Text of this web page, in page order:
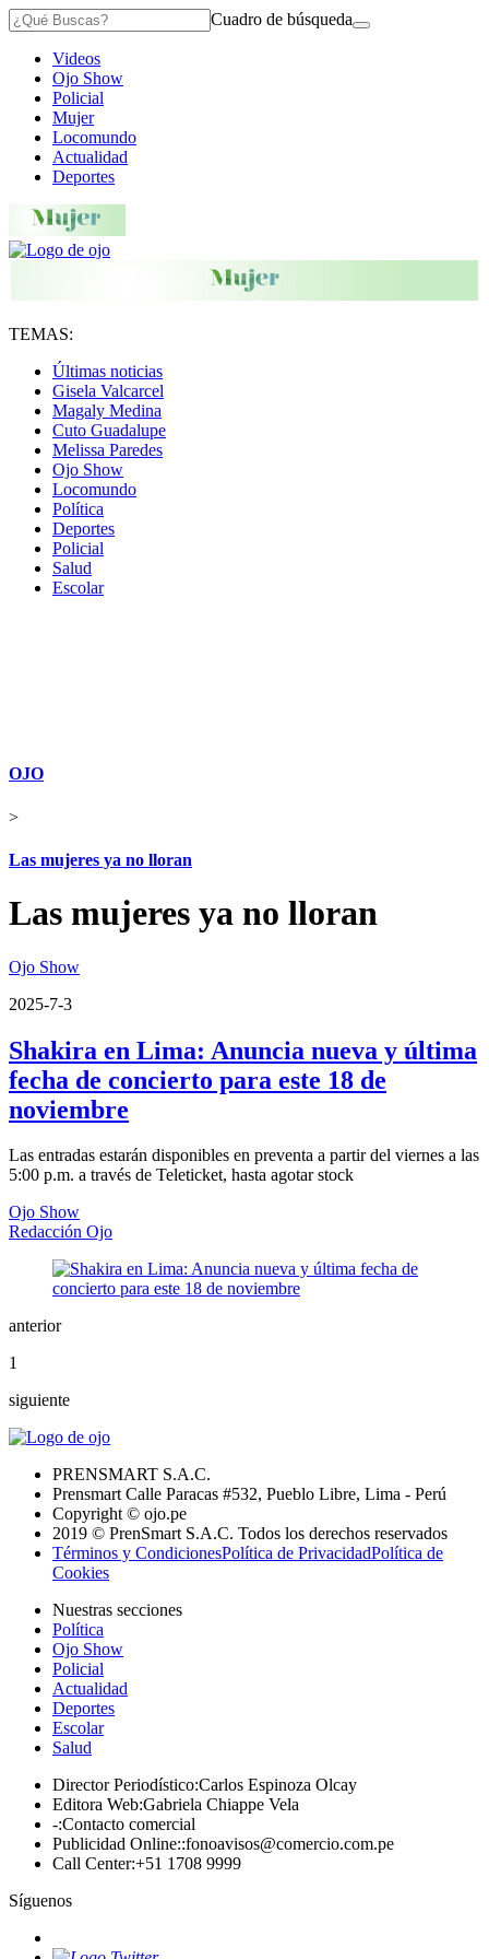
Cuadro de búsqueda
Videos
Ojo Show
Policial
Mujer
Locomundo
Actualidad
Deportes
TEMAS:
Últimas noticias
Gisela Valcarcel
Magaly Medina
Cuto Guadalupe
Melissa Paredes
Ojo Show
Locomundo
Política
Deportes
Policial
Salud
Escolar
OJO
>
Las mujeres ya no lloran
Las mujeres ya no lloran
Ojo Show
2025-7-3
Shakira en Lima: Anuncia nueva y última
fecha de concierto para este 18 de
noviembre
Las entradas estarán disponibles en preventa a partir del viernes a las
5:00 p.m. a través de Teleticket, hasta agotar stock
Ojo Show
Redacción Ojo
anterior
1
siguiente
PRENSMART S.A.C.
Prensmart Calle Paracas #532, Pueblo Libre, Lima - Perú
Copyright © ojo.pe
2019 © PrenSmart S.A.C. Todos los derechos reservados
Términos y CondicionesPolítica de PrivacidadPolítica de
Cookies
Nuestras secciones
Política
Ojo Show
Policial
Actualidad
Deportes
Escolar
Salud
Director Periodístico:Carlos Espinoza Olcay
Editora Web:Gabriela Chiappe Vela
-:Contacto comercial
Publicidad Online::fonoavisos@comercio.com.pe
Call Center:+51 1708 9999
Síguenos